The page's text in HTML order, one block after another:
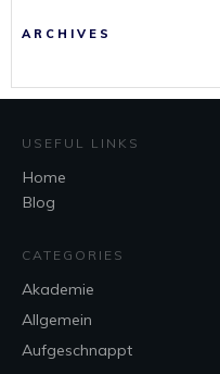
ARCHIVES
USEFUL LINKS
Home
Blog
CATEGORIES
Akademie
Allgemein
Aufgeschnappt